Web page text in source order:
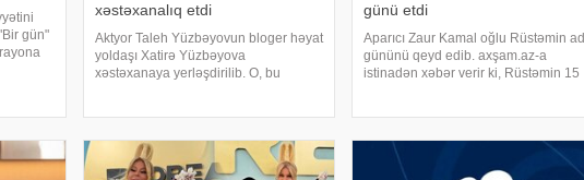
gün"
xəstəxanalıq etdi
Aktyor Taleh Yüzbəyovun bloger həyat
yoldaşı Xatirə Yüzbəyova
xəstəxanaya yerləşdirilib. O, bu
nə düzgün yatdım. Gördü
günü etdi
Aparıcı Zaur Kamal oğlu Rüstəmin ad
gününü qeyd edib. axşam.az-a
istinadən xəbər verir ki, Rüstəmin 15
Zaur ailəsi il